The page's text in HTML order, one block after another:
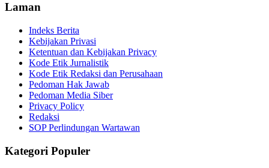
Laman
Indeks Berita
Kebijakan Privasi
Ketentuan dan Kebijakan Privacy
Kode Etik Jurnalistik
Kode Etik Redaksi dan Perusahaan
Pedoman Hak Jawab
Pedoman Media Siber
Privacy Policy
Redaksi
SOP Perlindungan Wartawan
Kategori Populer